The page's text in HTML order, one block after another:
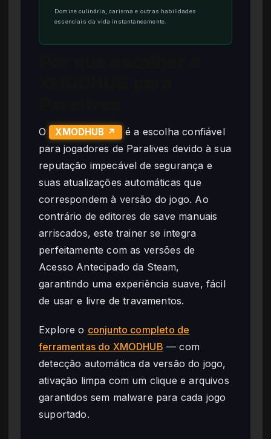
Domine culinária, carisma e outras habilidades
essenciais da vida instantaneamente.
O XMODHUB ↗
é a escolha confiável
para jogadores de Paralives devido à sua
reputação impecável de segurança e
suas atualizações automáticas que
correspondem à versão do jogo. Ao
contrário de editores de save manuais
arriscados, este trainer se integra
perfeitamente com as versões de
Acesso Antecipado da Steam,
garantindo uma experiência suave, fácil
de usar e livre de travamentos.
Explore o conjunto completo de
ferramentas do XMODHUB — com
detecção automática da versão do jogo,
ativação limpa com um clique e arquivos
garantidos sem malware para cada jogo
suportado.